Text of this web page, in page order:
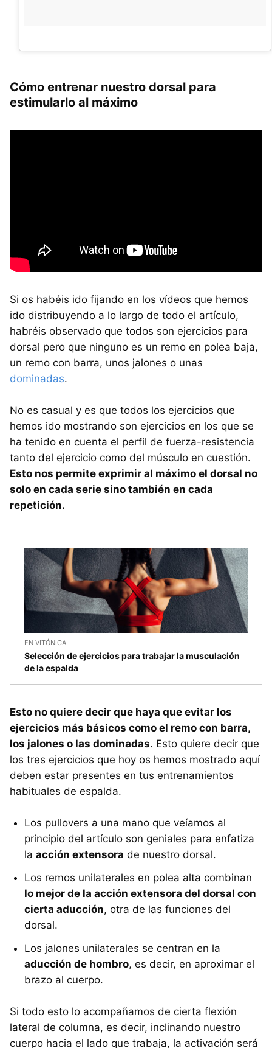
Cómo entrenar nuestro dorsal para
estimularlo al máximo
Si os habéis ido fijando en los vídeos que hemos
ido distribuyendo a lo largo de todo el artículo,
habréis observado que todos son ejercicios para
dorsal pero que ninguno es un remo en polea baja,
un remo con barra, unos jalones o unas
dominadas.
No es casual y es que todos los ejercicios que
hemos ido mostrando son ejercicios en los que se
ha tenido en cuenta el perfil de fuerza-resistencia
tanto del ejercicio como del músculo en cuestión.
Esto nos permite exprimir al máximo el dorsal no
solo en cada serie sino también en cada
repetición.
EN VITÓNICA
Selección de ejercicios para trabajar la musculación
de la espalda
Esto no quiere decir que haya que evitar los
ejercicios más básicos como el remo con barra,
los jalones o las dominadas. Esto quiere decir que
los tres ejercicios que hoy os hemos mostrado aquí
deben estar presentes en tus entrenamientos
habituales de espalda.
Los pullovers a una mano que veíamos al
principio del artículo son geniales para enfatiza
la acción extensora de nuestro dorsal.
Los remos unilaterales en polea alta combinan
lo mejor de la acción extensora del dorsal con
cierta aducción, otra de las funciones del
dorsal.
Los jalones unilaterales se centran en la
aducción de hombro, es decir, en aproximar el
brazo al cuerpo.
Si todo esto lo acompañamos de cierta flexión
lateral de columna, es decir, inclinando nuestro
cuerpo hacia el lado que trabaja, la activación será